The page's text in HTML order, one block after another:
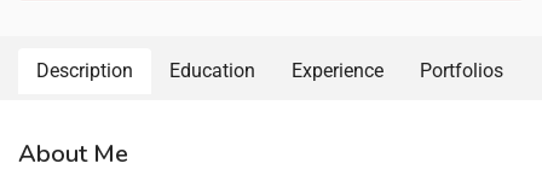
Description Education Experience Portfolios
About Me